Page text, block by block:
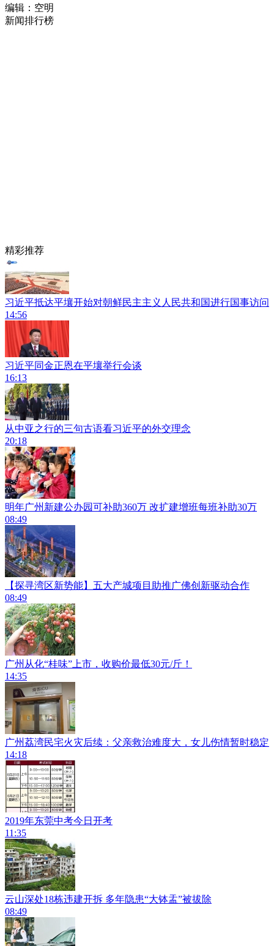
编辑：空明
新闻排行榜
精彩推荐
习近平抵达平壤开始对朝鲜民主主义人民共和国进行国事访问
14:56
习近平同金正恩在平壤举行会谈
16:13
从中亚之行的三句古语看习近平的外交理念
20:18
明年广州新建公办园可补助360万 改扩建增班每班补助30万
08:49
【探寻湾区新势能】五大产城项目助推广佛创新驱动合作
08:49
广州从化“桂味”上市，收购价最低30元/斤！
14:35
广州荔湾民宅火灾后续：父亲救治难度大，女儿伤情暂时稳定
14:18
2019年东莞中考今日开考
11:35
云山深处18栋违建开拆 多年隐患“大钵盂”被拔除
08:49